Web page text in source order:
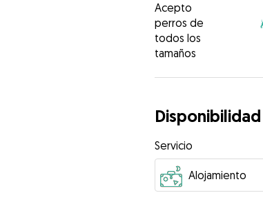
Acepto
perros de
todos los
tamaños
Disponibilidad
Servicio